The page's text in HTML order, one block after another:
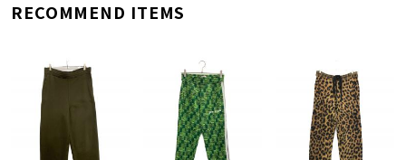
RECOMMEND ITEMS